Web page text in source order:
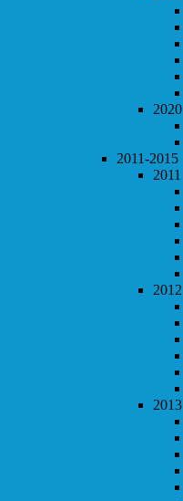
2020
2011-2015
2011
2012
2013